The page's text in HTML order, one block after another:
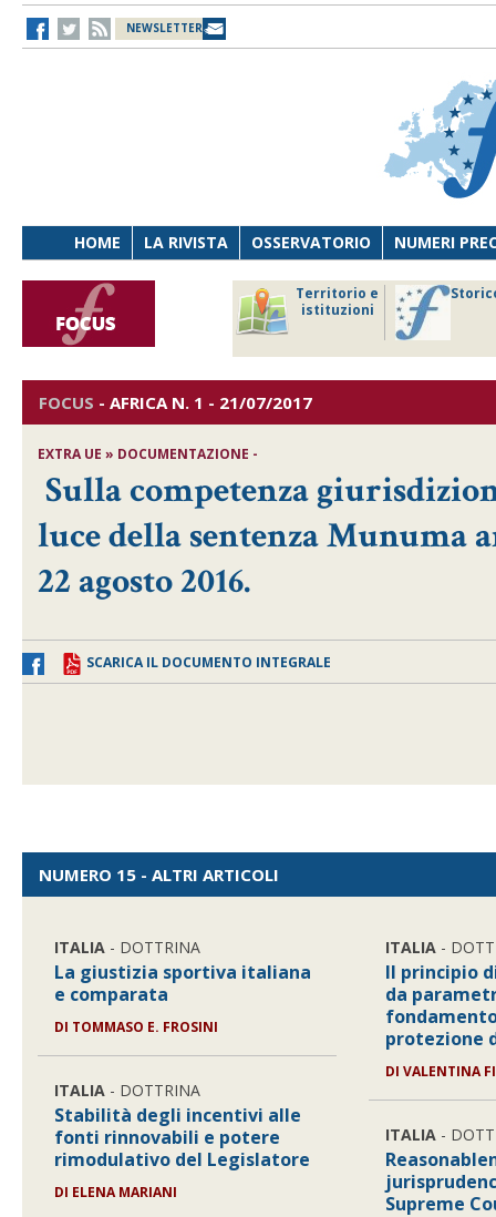
NEWSLETTER
HOME LA RIVISTA OSSERVATORIO NUMERI
Territorio e
istituzioni
FOCUS - AFRICAN. 1 - 21/07/2017
EXTRA UE » DOCUMENTAZIONE -
Sulla competenza
luce della sentenza Munuma
22 agosto 2016.
SCARICA IL DOCUMENTO INTEGRALE
NUMERO 15 - ALTRI ARTICOLI
ITALIA - DOTTRINA
La giustizia sportiva italiana
e comparata
DI TOMMASO E. FROSINI
ITALIA - DOTTRINA
Stabilità degli incentivi alle
fonti rinnovabili e potere
rimodulativo del Legislatore
DI ELENA MARIANI
ITALIA -
Il principio
da
protezione
DIVALENTINA
ITALIA -
Supreme